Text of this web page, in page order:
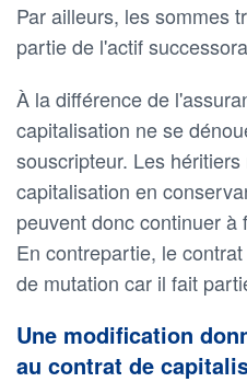
Par ailleurs, les sommes
partie de l'actif
À la différence de
capitalisation ne se
souscripteur. Les
capitalisation en
peuvent donc continuer à
En contrepartie, le
de mutation car il fait
Une modification
au contrat de